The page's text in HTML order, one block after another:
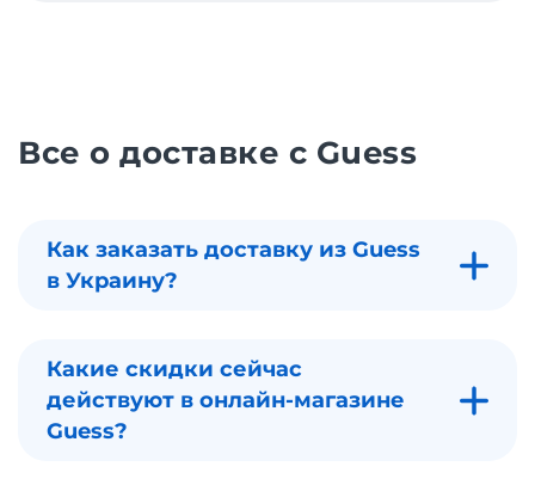
Все о доставке с Guess
Как заказать доставку из Guess
в Украину?
Какие скидки сейчас
действуют в онлайн-магазине
Guess?